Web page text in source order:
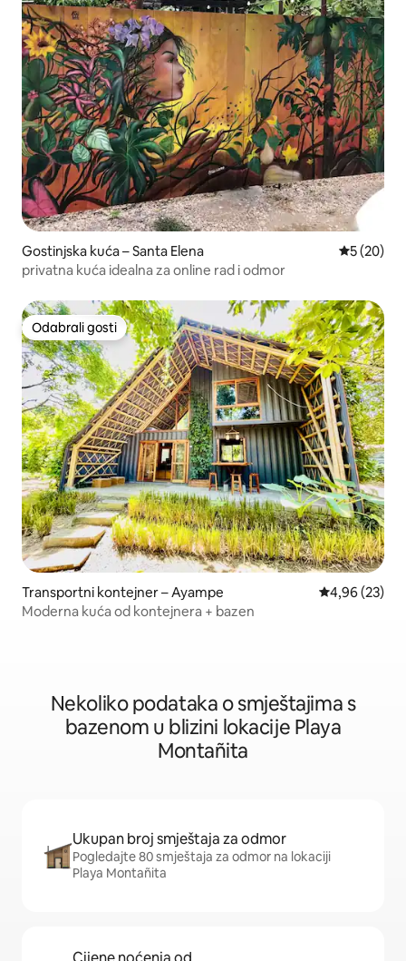
Gostinjska kuća – Santa Elena Prosječna
5 (20)
privatna kuća idealna za online rad i odmor
Odabrali gosti
Odabrali gosti
Transportni kontejner – Ayampe Prosječna
4,96 (23)
Moderna kuća od kontejnera + bazen
Nekoliko podataka o smještajima s
bazenom u blizini lokacije Playa
Montañita
Ukupan broj smještaja za odmor
Pogledajte 80 smještaja za odmor na lokaciji
Playa Montañita